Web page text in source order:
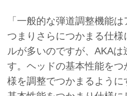
「一般的な弾道調整機能は
つまりさらにつかまる仕
ルが多いのですが、AKAは
す。ヘッドの基本性能を
様を調整でつかまるように